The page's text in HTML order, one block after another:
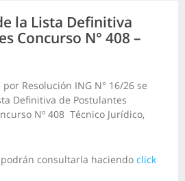
la Lista Definitiva
Concurso N° 408 –
Resolución ING N° 16/26 se
Definitiva de Postulantes
Nº 408 Técnico Jurídico,
consultarla haciendo click